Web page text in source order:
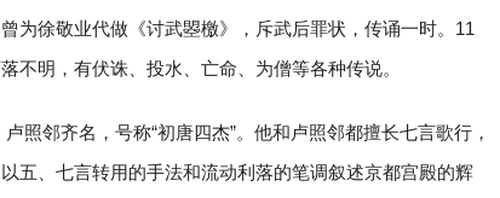
为徐敬业代做《讨武曌檄》，斥武后罪状，传诵一时。11
不明，有伏诛、投水、亡命、为僧等各种传说。
卢照邻齐名，号称“初唐四杰”。他和卢照邻都擅长七言歌行，
五、七言转用的手法和流动利落的笔调叙述京都宫殿的辉